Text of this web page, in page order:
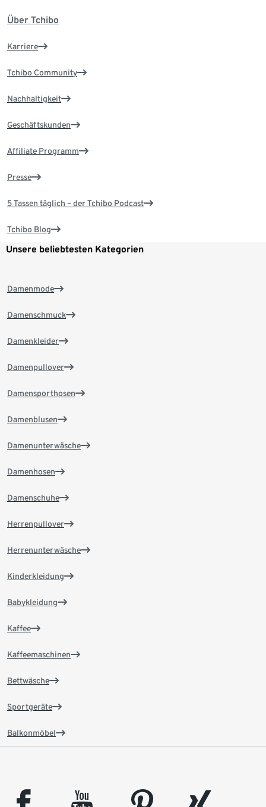
Über Tchibo
Karriere
Tchibo Community
Nachhaltigkeit
Geschäftskunden
Affiliate Programm
Presse
5 Tassen täglich – der Tchibo Podcast
Tchibo Blog
Unsere beliebtesten Kategorien
Damenmode
Damenschmuck
Damenkleider
Damenpullover
Damensporthosen
Damenblusen
Damenunterwäsche
Damenhosen
Damenschuhe
Herrenpullover
Herrenunterwäsche
Kinderkleidung
Babykleidung
Kaffee
Kaffeemaschinen
Bettwäsche
Sportgeräte
Balkonmöbel